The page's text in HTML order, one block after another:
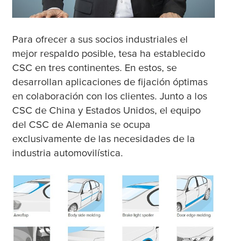
Para ofrecer a sus socios industriales el
mejor respaldo posible, tesa ha establecido
CSC en tres continentes. En estos, se
desarrollan aplicaciones de fijación óptimas
en colaboración con los clientes. Junto a los
CSC de China y Estados Unidos, el equipo
del CSC de Alemania se ocupa
exclusivamente de las necesidades de la
industria automovilística.